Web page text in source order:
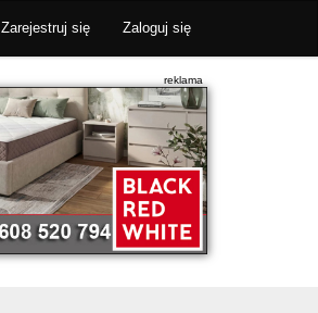
Zarejestruj się Zaloguj się